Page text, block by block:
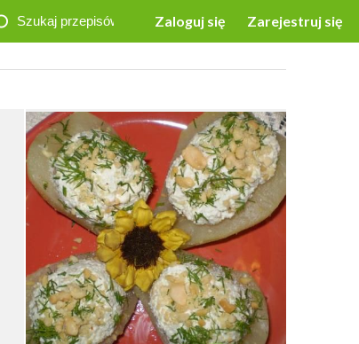
Zaloguj się Zarejestruj się